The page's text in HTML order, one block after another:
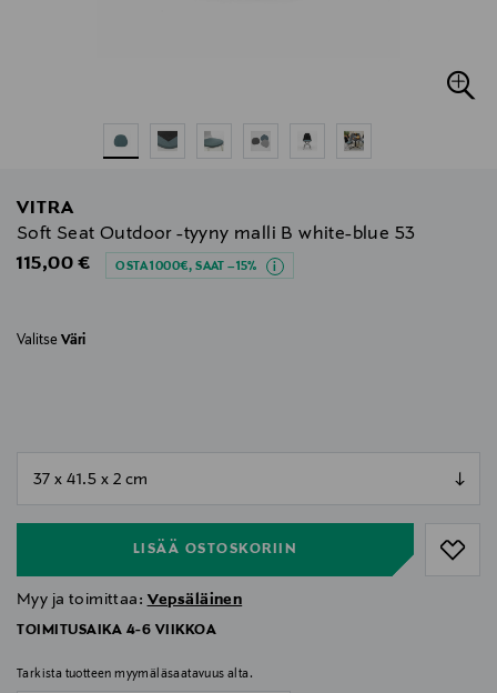
VITRA
Soft Seat Outdoor -tyyny malli B white-blue 53
Original Price
115,00 € OSTA 1000€, SAAT –15%
Valitse Väri
LISÄÄ OSTOSKORIIN
Myy ja toimittaa: Vepsäläinen
TOIMITUSAIKA 4-6 VIIKKOA
Tarkista tuotteen myymäläsaatavuus alta.